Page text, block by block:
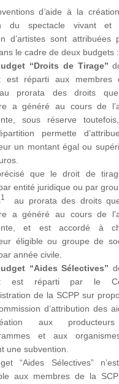
d’aide à la
du spectacle vivant
d’artistes sont attribuées
le cadre de deux budgets :
“Droits de Tirage”
est réparti aux membres
prorata des droits
a généré au cours de
sous réserve
permette
un montant égal ou
que le droit de
entité juridique ou par
1
au prorata des droits
a généré au cours de
et est accordé à
éligible ou groupe de
année civile.
“Aides Sélectives”
est réparti par le
de la SCPP sur
d’attribution des
aux
et aux
une subvention.
“Aides Sélectives”
aux membres de la